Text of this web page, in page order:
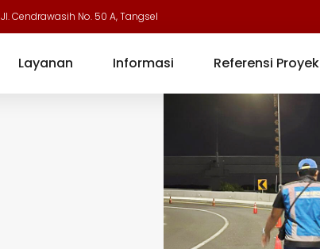
Jl. Cendrawasih No. 50 A, Tangsel
Layanan Informasi Referensi Proyek